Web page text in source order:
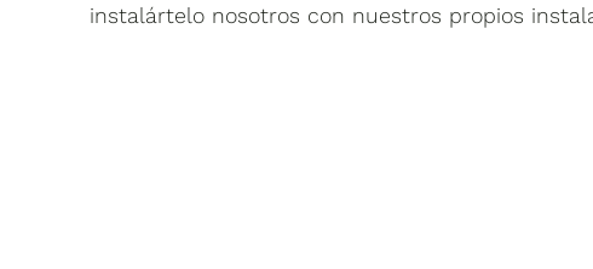
instalártelo nosotros con nuestros propios